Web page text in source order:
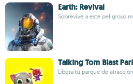
Earth: Revival
Sobrevive a este peligroso
Talking Tom Blast
Libera tu parque de